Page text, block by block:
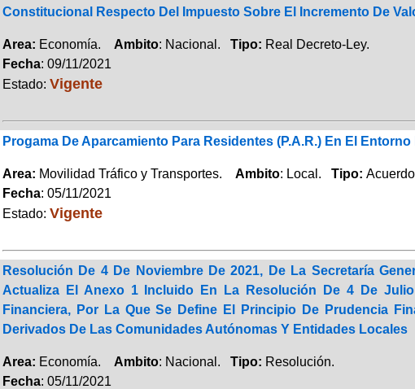
Constitucional Respecto Del Impuesto Sobre El Incremento De
Area: Economía. Ambito: Nacional. Tipo: Real Decreto-Ley.
Fecha: 09/11/2021
Estado: Vigente
Progama De Aparcamiento Para Residentes (P.A.R.) En El
Area: Movilidad Tráfico y Transportes. Ambito: Local. Tipo:
Fecha: 05/11/2021
Estado: Vigente
Resolución De 4 De Noviembre De 2021, De La Secretaría
Actualiza El Anexo 1 Incluido En La Resolución De 4 De
Financiera, Por La Que Se Define El Principio De Prudencia
Derivados De Las Comunidades Autónomas Y Entidades Locales
Area: Economía. Ambito: Nacional. Tipo: Resolución.
Fecha: 05/11/2021